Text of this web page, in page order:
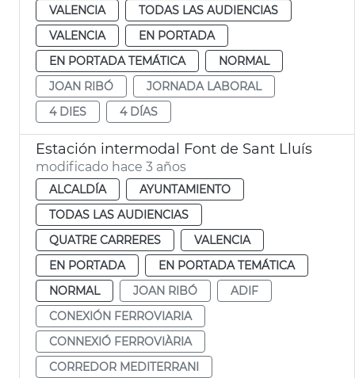
VALENCIA
TODAS LAS AUDIENCIAS
VALENCIA
EN PORTADA
EN PORTADA TEMÁTICA
NORMAL
JOAN RIBÓ
JORNADA LABORAL
4 DIES
4 DÍAS
Estación intermodal Font de Sant Lluís
modificado hace 3 años
ALCALDÍA
AYUNTAMIENTO
TODAS LAS AUDIENCIAS
QUATRE CARRERES
VALENCIA
EN PORTADA
EN PORTADA TEMÁTICA
NORMAL
JOAN RIBÓ
ADIF
CONEXIÓN FERROVIARIA
CONNEXIÓ FERROVIÀRIA
CORREDOR MEDITERRANI